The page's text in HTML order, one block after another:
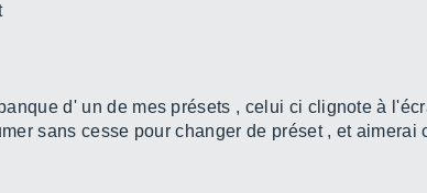
d' un de mes présets , celui ci clignote à
sans cesse pour changer de préset , et